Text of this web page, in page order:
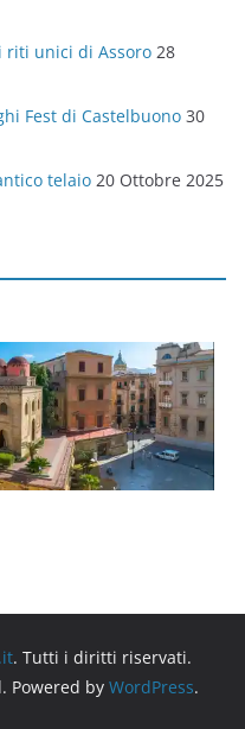
riti unici di Assoro 28
Fest di Castelbuono 30
telaio 20 Ottobre 2025
. Tutti i diritti riservati.
Powered by WordPress.